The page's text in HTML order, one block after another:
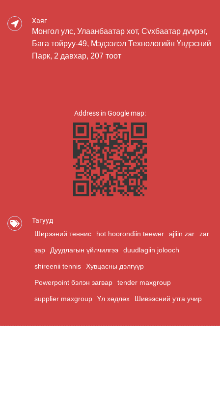
Хаяг
Монгол улс, Улаанбаатар хот, Сvхбаатар дvvрэг,
Бага тойруу-49, Мэдээлэл Технологийн Үндэсний
Парк, 2 давхар, 207 тоот
Address in Google map:
Тагууд
Ширээний теннис
hot hoorondiin teewer ajliin zar zar
зар Дуудлагын үйлчилгээ duudlagiin jolooch
shireenii tennis Хувцасны дэлгүүр
Powerpoint бэлэн загвар tender maxgroup
supplier maxgroup Үл хөдлөх Шивээсний утга учир